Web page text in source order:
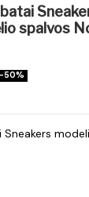
spalvos
-50%